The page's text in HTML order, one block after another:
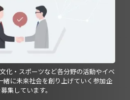
化・スポーツなど各分野の活動やイベ
緒に未来社会を創り上げていく参加企
集しています。